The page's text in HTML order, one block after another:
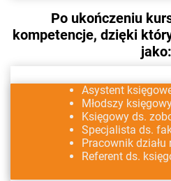
Po ukończeniu
kompetencje, dzięki
jako:
Asystent
Młodszy
Księgowy ds.
Specjalista ds.
Pracownik działu
Referent ds.